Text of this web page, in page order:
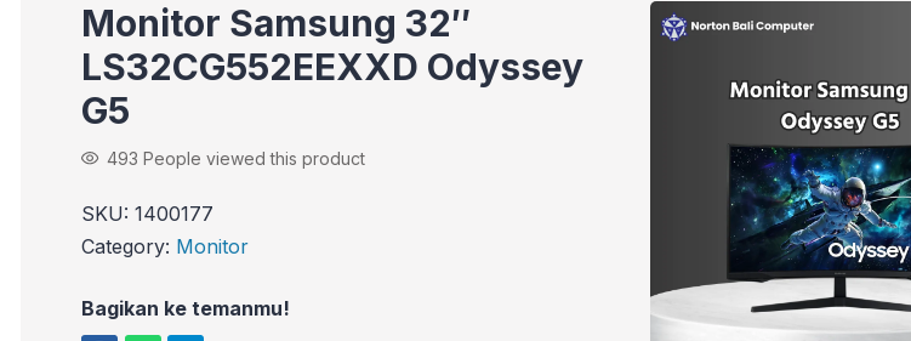
Monitor Samsung 32″
LS32CG552EEXXD Odyssey
G5
493 People viewed this product
SKU: 1400177
Category: Monitor
Bagikan ke temanmu!